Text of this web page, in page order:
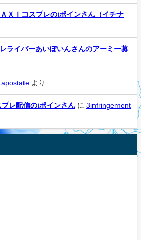
ＸＩコスプレのiポインさん（イチナ
ライバーあいぽいんさんのアーミー募
より
レ配信のiポインさん に 3infringement